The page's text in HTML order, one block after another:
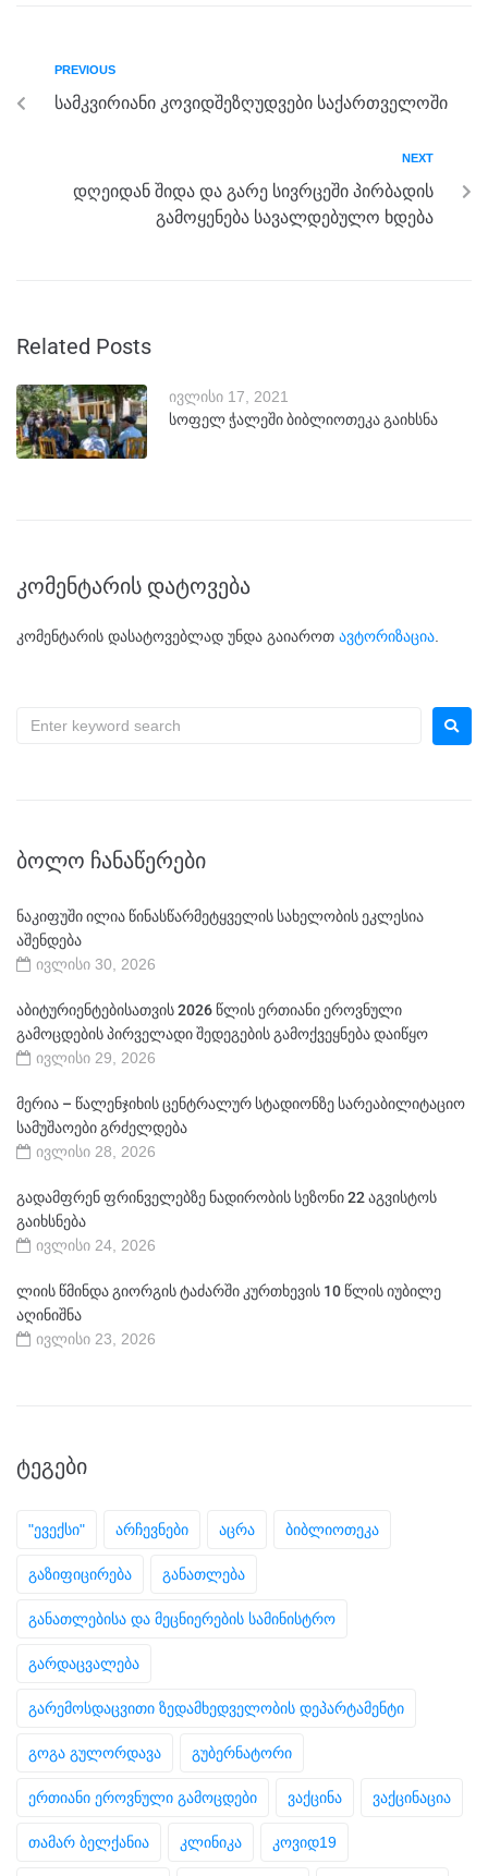
o
k
PREVIOUS
სამკვირიანი კოვიდშეზღუდვები საქართველოში
NEXT
დღეიდან შიდა და გარე სივრცეში პირბადის
გამოყენება სავალდებულო ხდება
Related Posts
ივლისი 17, 2021
სოფელ ჭალეში ბიბლიოთეკა გაიხსნა
კომენტარის დატოვება
კომენტარის დასატოვებლად უნდა გაიაროთ ავტორიზაცია
ᲑᲝᲚᲝ ᲩᲐᲜᲐᲬᲔᲠᲔᲑᲘ
ნაკიფუში ილია წინასწარმეტყველის სახელობის ეკლესია
აშენდება
ივლისი 30, 2026
აბიტურიენტებისათვის 2026 წლის ერთიანი ეროვნული
გამოცდების პირველადი შედეგების გამოქვეყნება დაიწყო
ივლისი 29, 2026
მერია – წალენჯიხის ცენტრალურ სტადიონზე სარეაბილიტაციო
სამუშაოები გრძელდება
ივლისი 28, 2026
გადამფრენ ფრინველებზე ნადირობის სეზონი 22 აგვისტოს
გაიხსნება
ივლისი 24, 2026
ლიის წმინდა გიორგის ტაძარში კურთხევის 10 წლის იუბილე
აღინიშნა
ივლისი 23, 2026
ᲢᲔᲒᲔᲑᲘ
"ევექსი" არჩევნები აცრა ბიბლიოთეკა
გაზიფიცირება განათლება
განათლებისა და მეცნიერების სამინისტრო
გარდაცვალება
გარემოსდაცვითი ზედამხედველობის დეპარტამენტი
გოგა გულორდავა გუბერნატორი
ერთიანი ეროვნული გამოცდები ვაქცინა ვაქცინაცია
თამარ ბელქანია კლინიკა კოვიდ19